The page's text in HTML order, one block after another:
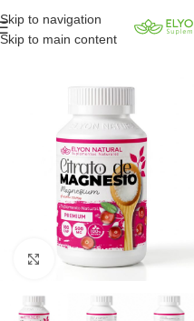
Skip to navigation
Skip to main content
Clic para ampliar